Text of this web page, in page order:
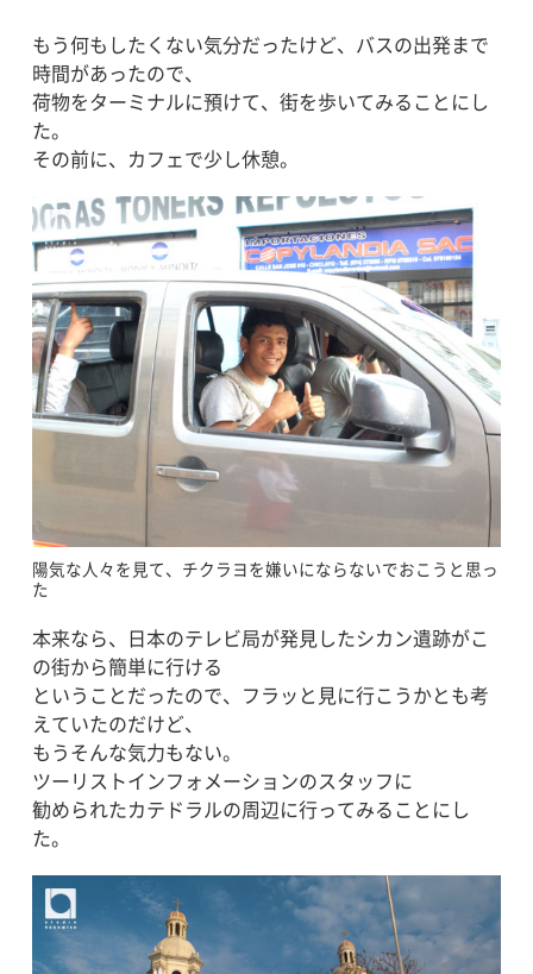
もう何もしたくない気分だったけど、バスの出発まで
時間があったので、
荷物をターミナルに預けて、街を歩いてみることにし
た。
その前に、カフェで少し休憩。
陽気な人々を見て、チクラヨを嫌いにならないでおこうと思っ
た
本来なら、日本のテレビ局が発見したシカン遺跡がこ
の街から簡単に行ける
ということだったので、フラッと見に行こうかとも考
えていたのだけど、
もうそんな気力もない。
ツーリストインフォメーションのスタッフに
勧められたカテドラルの周辺に行ってみることにし
た。